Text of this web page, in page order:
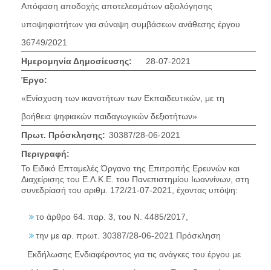
Απόφαση αποδοχής αποτελεσμάτων αξιολόγησης
υποψηφιοτήτων για σύναψη συμβάσεων ανάθεσης έργου
36749/2021
Ημερομηνία Δημοσίευσης:
28-07-2021
Έργο:
«Ενίσχυση των ικανοτήτων των Εκπαιδευτικών, με τη
βοήθεια ψηφιακών παιδαγωγικών δεξιοτήτων»
Πρωτ. Πρόσκλησης: 30387/28-06-2021
Περιγραφή:
Το Ειδικό Επταμελές Όργανο της Επιτροπής Ερευνών και
Διαχείρισης του Ε.Λ.Κ.Ε. του Πανεπιστημίου Ιωαννίνων, στη
συνεδρίασή του αριθμ. 172/21-07-2021, έχοντας υπόψη:
το άρθρο 64. παρ. 3, του Ν. 4485/2017,
την με αρ. πρωτ. 30387/28-06-2021 Πρόσκληση
Εκδήλωσης Ενδιαφέροντος για τις ανάγκες του έργου με